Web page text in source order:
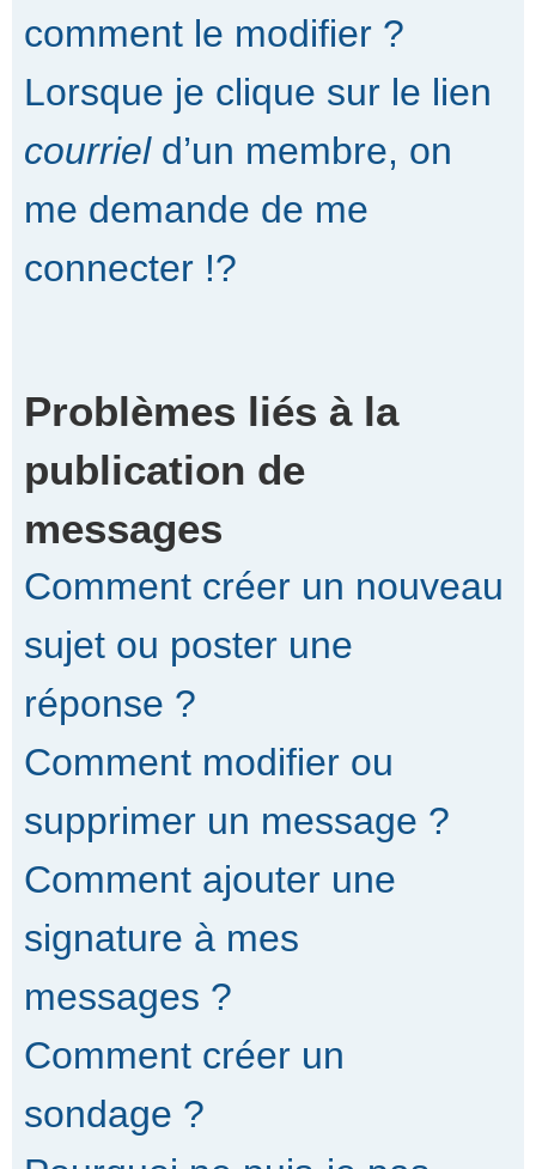
comment le modifier ?
Lorsque je clique sur le lien
courrield’un membre, on
me demande de me
connecter !?
Problèmes liés à la
publication de
messages
Comment créer un nouveau
sujet ou poster une
réponse ?
Comment modifier ou
supprimer un message ?
Comment ajouter une
signature à mes
messages ?
Comment créer un
sondage ?